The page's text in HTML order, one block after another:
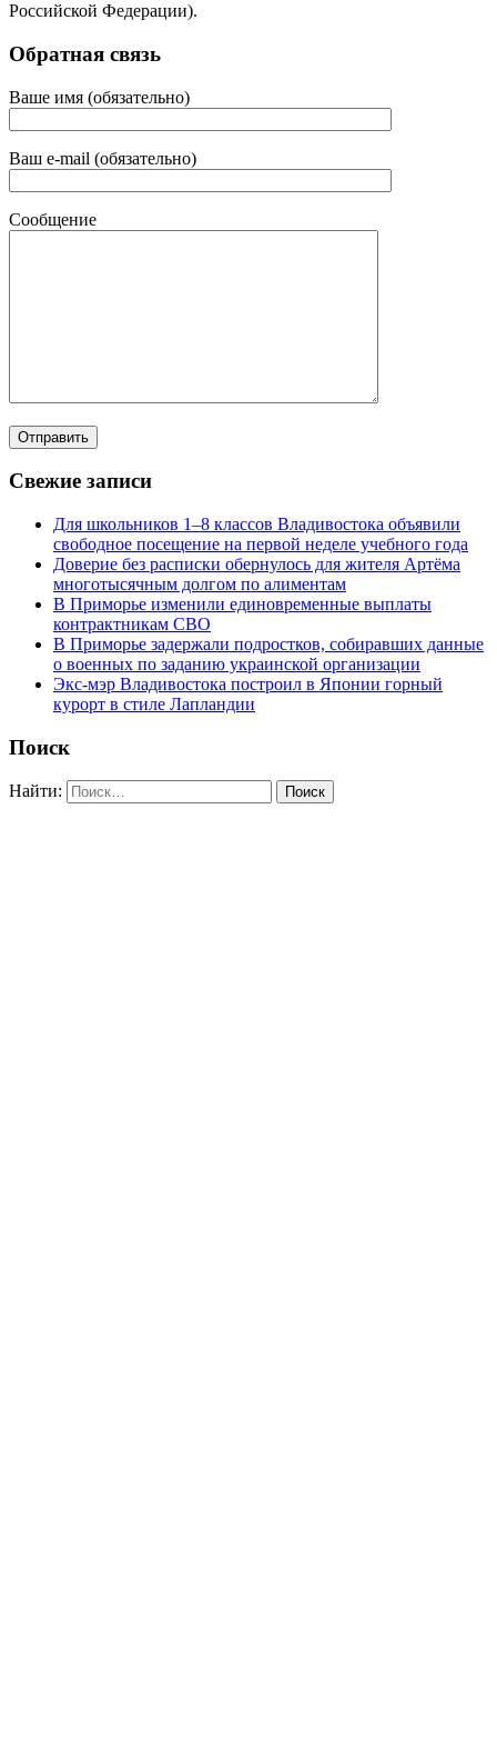
Российской Федерации).
Обратная связь
Ваше имя (обязательно)
Ваш e-mail (обязательно)
Сообщение
Свежие записи
Для школьников 1–8 классов Владивостока объявили
свободное посещение на первой неделе учебного года
Доверие без расписки обернулось для жителя Артёма
многотысячным долгом по алиментам
В Приморье изменили единовременные выплаты
контрактникам СВО
В Приморье задержали подростков, собиравших данные
о военных по заданию украинской организации
Экс-мэр Владивостока построил в Японии горный
курорт в стиле Лапландии
Поиск
Найти: